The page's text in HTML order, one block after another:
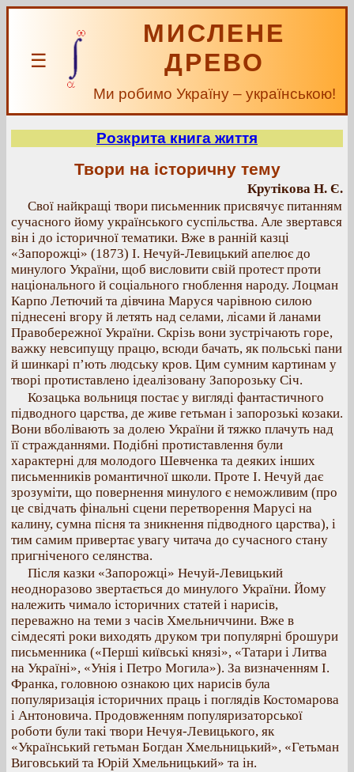
☰
МИСЛЕНЕ
ДРЕВО
Ми робимо Україну – українською!
Розкрита книга життя
Твори на історичну тему
Крутікова Н. Є.
Свої найкращі твори письменник присвячує питанням
сучасного йому українського суспільства. Але звертався
він і до історичної тематики. Вже в ранній казці
«Запорожці» (1873) І. Нечуй-Левицький апелює до
минулого України, щоб висловити свій протест проти
національного й соціального гноблення народу. Лоцман
Карпо Летючий та дівчина Маруся чарівною силою
піднесені вгору й летять над селами, лісами й ланами
Правобережної України. Скрізь вони зустрічають горе,
важку невсипущу працю, всюди бачать, як польські пани
й шинкарі п’ють людську кров. Цим сумним картинам у
творі протиставлено ідеалізовану Запорозьку Січ.
Козацька вольниця постає у вигляді фантастичного
підводного царства, де живе гетьман і запорозькі козаки.
Вони вболівають за долею України й тяжко плачуть над
її стражданнями. Подібні протиставлення були
характерні для молодого Шевченка та деяких інших
письменників романтичної школи. Проте І. Нечуй дає
зрозуміти, що повернення минулого є неможливим (про
це свідчать фінальні сцени перетворення Марусі на
калину, сумна пісня та зникнення підводного царства), і
тим самим привертає увагу читача до сучасного стану
пригніченого селянства.
Після казки «Запорожці» Нечуй-Левицький
неодноразово звертається до минулого України. Йому
належить чимало історичних статей і нарисів,
переважно на теми з часів Хмельниччини. Вже в
сімдесяті роки виходять друком три популярні брошури
письменника («Перші київські князі», «Татари і Литва
на Україні», «Унія і Петро Могила»). За визначенням І.
Франка, головною ознакою цих нарисів була
популяризація історичних праць і поглядів Костомарова
і Антоновича. Продовженням популяризаторської
роботи були такі твори Нечуя-Левицького, як
«Український гетьман Богдан Хмельницький», «Гетьман
Виговський та Юрій Хмельницький» та ін.